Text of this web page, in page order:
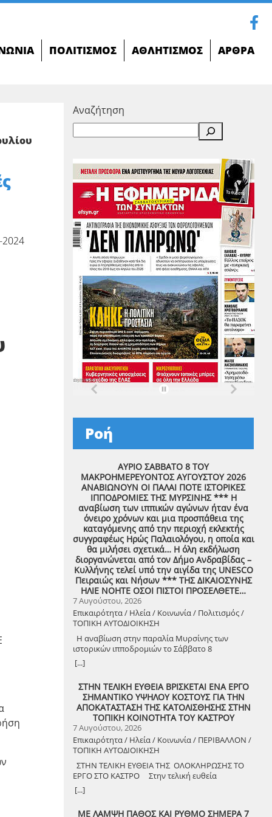
ΠΟΛΙΤΙΣΜΌΣ ΑΘΛΗΤΙΣΜΌΣ ΆΡΘΡΑ
2024
Αναζήτηση
Ροή
ΑΥΡΙΟ ΣΑΒΒΑΤΟ 8 ΤΟΥ
ΜΑΚΡΟΗΜΕΡΕΥΟΝΤΟΣ ΑΥΓΟΥΣΤΟΥ 2026
ΑΝΑΒΙΩΝΟΥΝ ΟΙ ΠΑΛΑΙ ΠΟΤΕ ΙΣΤΟΡΙΚΕΣ
ΙΠΠΟΔΡΟΜΙΕΣ ΤΗΣ ΜΥΡΣΙΝΗΣ *** Η
αναβίωση των ιππικών αγώνων ήταν ένα
όνειρο χρόνων και μια προσπάθεια της
καταγόμενης από την περιοχή εκλεκτής
συγγραφέως Ηρώς Παλαιολόγου, η οποία και
θα μιλήσει σχετικά… Η όλη εκδήλωση
διοργανώνεται από τον Δήμο Ανδραβίδας –
Κυλλήνης τελεί υπό την αιγίδα της UNESCO
Πειραιώς και Νήσων *** ΤΗΣ ΔΙΚΑΙΟΣΥΝΗΣ
ΗΛΙΕ ΝΟΗΤΕ ΟΣΟΙ ΠΙΣΤΟΙ ΠΡΟΣΕΛΘΕΤΕ…
7 Αυγούστου, 2026
Επικαιρότητα / Ηλεία / Κοινωνία / Πολιτισμός /
ΤΟΠΙΚΗ ΑΥΤΟΔΙΟΙΚΗΣΗ
Η αναβίωση στην παραλία Μυρσίνης των
ιστορικών ιπποδρομιών το Σάββατο 8
Αυγούστου 2026
[...]
ΣΤΗΝ ΤΕΛΙΚΗ ΕΥΘΕΙΑ ΒΡΙΣΚΕΤΑΙ ΕΝΑ ΕΡΓΟ
ΣΗΜΑΝΤΙΚΟ ΥΨΗΛΟΥ ΚΟΣΤΟΥΣ ΓΙΑ ΤΗΝ
ΑΠΟΚΑΤΑΣΤΑΣΗ ΤΗΣ ΚΑΤΟΛΙΣΘΗΣΗΣ ΣΤΗΝ
ΤΟΠΙΚΗ ΚΟΙΝΟΤΗΤΑ ΤΟΥ ΚΑΣΤΡΟΥ
7 Αυγούστου, 2026
Επικαιρότητα / Ηλεία / Κοινωνία / ΠΕΡΙΒΑΛΛΟΝ /
ΤΟΠΙΚΗ ΑΥΤΟΔΙΟΙΚΗΣΗ
ΣΤΗΝ ΤΕΛΙΚΗ ΕΥΘΕΙΑ ΤΗΣ ΟΛΟΚΛΗΡΩΣΗΣ ΤΟ
ΕΡΓΟ ΣΤΟ ΚΑΣΤΡΟ Στην τελική ευθεία
ολοκλήρωσης βρίσκεται το κρίσιμο έργο
αποκατάστασης της κατολίσθησης στην Τ.Κ.
[...]
ΜΕ ΛΑΜΨΗ ΠΑΘΟΣ ΚΑΙ ΡΥΘΜΟ ΣΗΜΕΡΑ 7